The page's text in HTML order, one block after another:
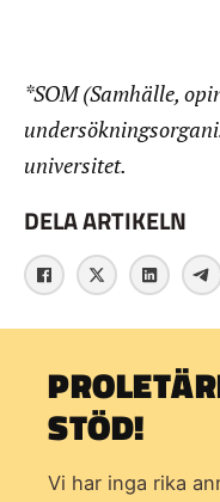
*SOM (Samhälle,
universitet.
DELA ARTIKELN
STÖD!
Vi har inga rika